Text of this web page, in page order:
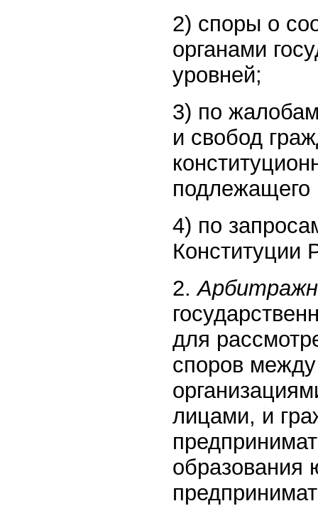
2) споры о
органами
уровней;
3) по
и свобод
подлежащего
4) по
Конституции
2.
для
споров
лицами, и
образования